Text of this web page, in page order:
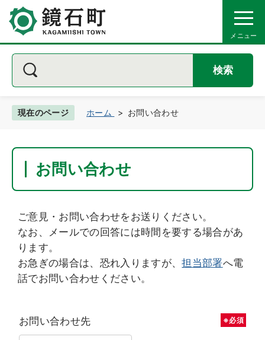
検索
現在のページ ホーム お問い合わせ
お問い合わせ
ご意見・お問い合わせをお送りください。
なお、メールでの回答には時間を要する場合があ
ります。
お急ぎの場合は、恐れ入りますが、担当部署へ電
話でお問い合わせください。
お問い合わせ先 ※必須